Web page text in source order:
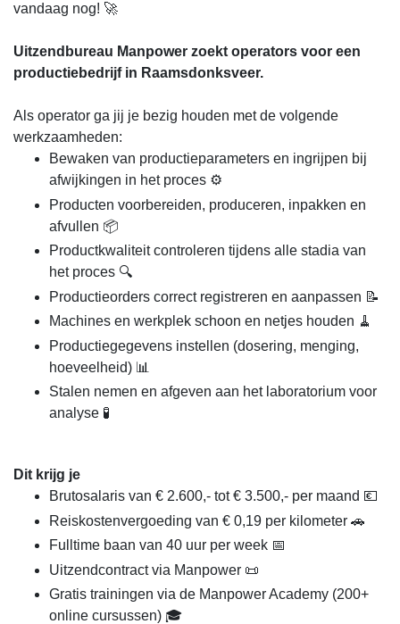
vandaag nog! 🚀
Uitzendbureau Manpower zoekt operators voor een
productiebedrijf in Raamsdonksveer.
Als operator ga jij je bezig houden met de volgende
werkzaamheden:
Bewaken van productieparameters en ingrijpen bij
afwijkingen in het proces ⚙️
Producten voorbereiden, produceren, inpakken en
afvullen 📦
Productkwaliteit controleren tijdens alle stadia van
het proces 🔍
Productieorders correct registreren en aanpassen 📝
Machines en werkplek schoon en netjes houden 🧹
Productiegegevens instellen (dosering, menging,
hoeveelheid) 📊
Stalen nemen en afgeven aan het laboratorium voor
analyse 🧪
Dit krijg je
Brutosalaris van € 2.600,- tot € 3.500,- per maand 💶
Reiskostenvergoeding van € 0,19 per kilometer 🚗
Fulltime baan van 40 uur per week 📅
Uitzendcontract via Manpower 📜
Gratis trainingen via de Manpower Academy (200+
online cursussen) 🎓